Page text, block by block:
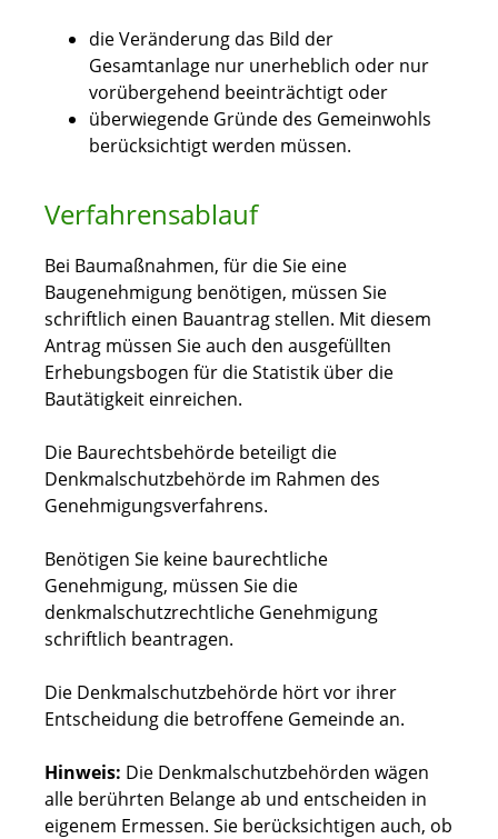
die Veränderung das Bild der
Gesamtanlage nur unerheblich oder nur
vorübergehend beeinträchtigt oder
überwiegende Gründe des Gemeinwohls
berücksichtigt werden müssen.
Verfahrensablauf
Bei Baumaßnahmen, für die Sie eine
Baugenehmigung benötigen, müssen Sie
schriftlich einen Bauantrag stellen. Mit diesem
Antrag müssen Sie auch den ausgefüllten
Erhebungsbogen für die Statistik über die
Bautätigkeit einreichen.
Die Baurechtsbehörde beteiligt die
Denkmalschutzbehörde im Rahmen des
Genehmigungsverfahrens.
Benötigen Sie keine baurechtliche
Genehmigung, müssen Sie die
denkmalschutzrechtliche Genehmigung
schriftlich beantragen.
Die Denkmalschutzbehörde hört vor ihrer
Entscheidung die betroffene Gemeinde an.
Hinweis: Die Denkmalschutzbehörden wägen
alle berührten Belange ab und entscheiden in
eigenem Ermessen. Sie berücksichtigen auch, ob